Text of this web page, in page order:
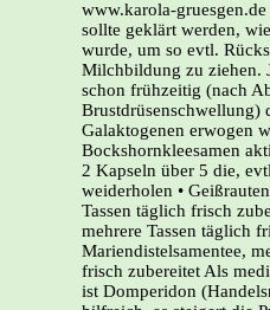
www.karola-
sollte geklärt werden,
wurde, um so evtl.
Milchbildung zu ziehen.
schon frühzeitig (nach
Brustdrüsenschwellung)
Galaktogenen erwogen
Bockshornkleesamen
2 Kapseln über 5 die,
weiderholen •
Tassen täglich frisch
mehrere Tassen täglich
Mariendistelsamentee,
frisch zubereitet Als
ist Domperidon